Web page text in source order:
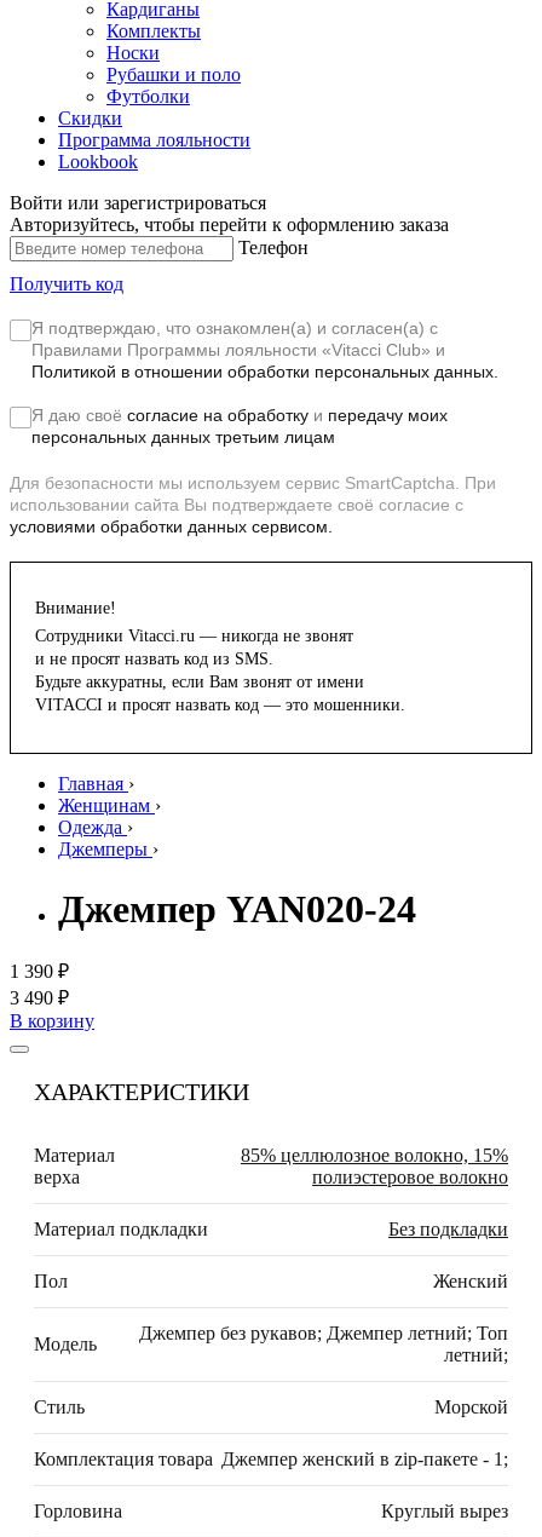
Кардиганы
Комплекты
Носки
Рубашки и поло
Футболки
Скидки
Программа лояльности
Lookbook
Войти или зарегистрироваться
Авторизуйтесь, чтобы перейти к оформлению заказа
Телефон
Получить код
Я подтверждаю, что ознакомлен(а) и согласен(а) с
Правилами Программы лояльности «Vitacci Club» и
Политикой в отношении обработки персональных данных.
Я даю своё согласие на обработку и передачу моих
персональных данных третьим лицам
Для безопасности мы используем сервис SmartCaptcha. При
использовании сайта Вы подтверждаете своё согласие с
условиями обработки данных сервисом.
Внимание!
Сотрудники Vitacci.ru — никогда не звонят
и не просят назвать код из SMS.
Будьте аккуратны, если Вам звонят от имени
VITACCI и просят назвать код — это мошенники.
Главная ›
Женщинам ›
Одежда ›
Джемперы ›
Джемпер YAN020-24
1 390 ₽
3 490 ₽
В корзину
ХАРАКТЕРИСТИКИ
Материал
верха
85% целлюлозное волокно, 15%
полиэстеровое волокно
Материал подкладки Без подкладки
Пол Женский
Модель
Джемпер без рукавов; Джемпер летний; Топ
летний;
Стиль Морской
Комплектация товара Джемпер женский в zip-пакете - 1;
Горловина Круглый вырез